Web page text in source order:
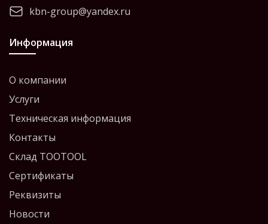
kbn-group@yandex.ru
Информация
О компании
Услуги
Техническая информация
Контакты
Склад TOOTOOL
Сертификаты
Реквизиты
Новости